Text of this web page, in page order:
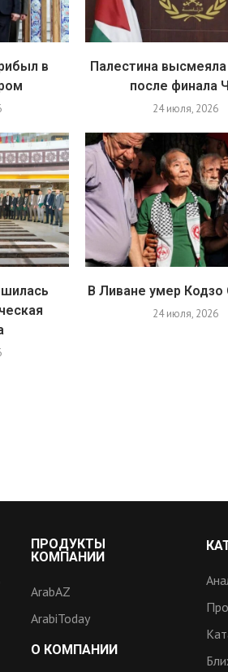
в
Палестина высмеяла
после финала
24 июля, 2026
В Ливане умер Кодзо
24 июля, 2026
ПРОДУКТЫ
КОМПАНИИ
ArabAZ
ArabiToday
О КОМПАНИИ